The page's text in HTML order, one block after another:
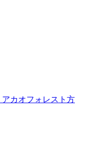
カオフォレスト方